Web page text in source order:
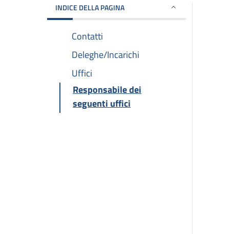
INDICE DELLA PAGINA
Contatti
Deleghe/Incarichi
Uffici
Responsabile dei
seguenti uffici